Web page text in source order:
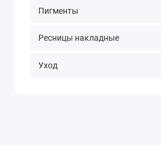
Пигменты
Ресницы накладные
Уход